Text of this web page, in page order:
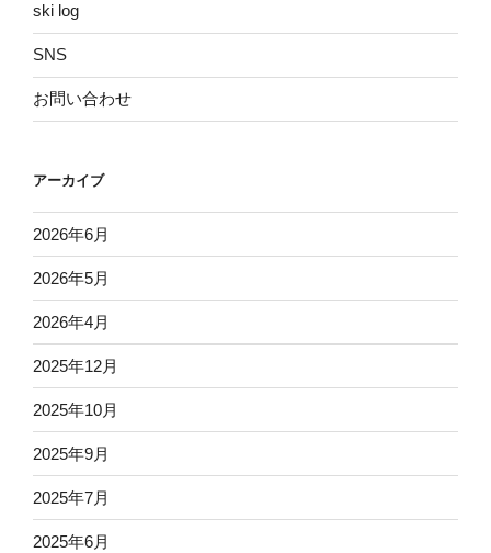
ski log
SNS
お問い合わせ
アーカイブ
2026年6月
2026年5月
2026年4月
2025年12月
2025年10月
2025年9月
2025年7月
2025年6月